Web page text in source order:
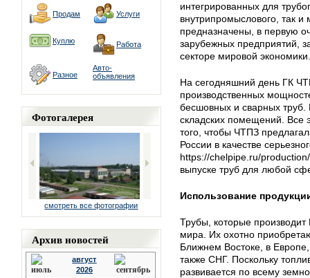
Продам Услуги
Куплю Работа
Разное
Авто-
объявления
Фотогалерея
смотреть все фотографии
Архив новостей
август
2026
интегрированных для
внутрипромыслового, так и
предназначены, в первую
зарубежных предприятий,
секторе мировой экономики.
На сегодняшний день ГК
производственных
бесшовных и сварных труб.
складских помещений. Все
того, чтобы ЧТПЗ
России в качестве
https://chelpipe.ru/
выпуске труб для любой
Использование
Трубы, которые
мира. Их охотно
Ближнем Востоке, в
также СНГ. Поскольку
развивается по всему